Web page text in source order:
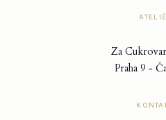
Za
Praha 9 -